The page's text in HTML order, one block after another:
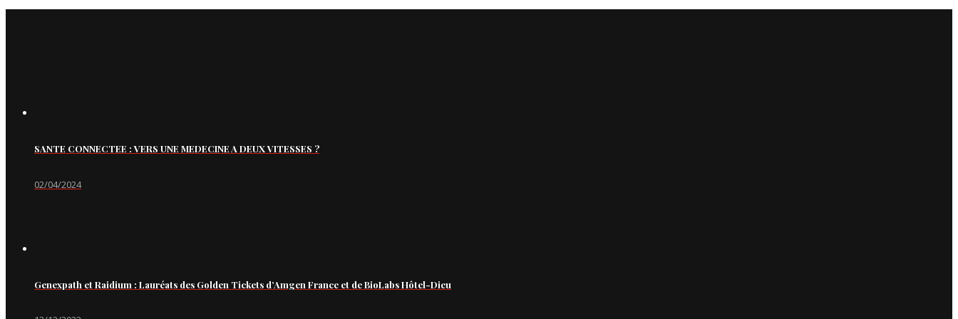
SANTE CONNECTEE : VERS UNE MEDECINE A DEUX VITESSES ?
02/04/2024
Genexpath et Raidium : Lauréats des Golden Tickets d’Amgen France et de BioLabs Hôtel-Dieu